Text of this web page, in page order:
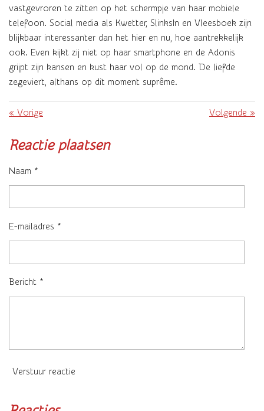
vastgevroren te zitten op het schermpje van haar mobiele
telefoon. Social media als Kwetter, SlinksIn en Vleesboek zijn
blijkbaar interessanter dan het hier en nu, hoe aantrekkelijk
ook. Even kijkt zij niet op haar smartphone en de Adonis
grijpt zijn kansen en kust haar vol op de mond. De liefde
zegeviert, althans op dit moment suprême.
« Vorige Volgende »
Reactie plaatsen
Naam *
E-mailadres *
Bericht *
Verstuur reactie